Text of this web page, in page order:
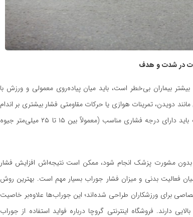
در شدت و هدف
بیماران بی‌خطر است، باید میان پیاده‌روی معمولی و ورزش با
دویدن، تمرینات هوازی یا حرکات مقاومتی فشار بیشتری بر اندام
تحتانی وارد می‌کنند. در این شرایط جوراب باید دارای درجه فشاری مناسب (معمولاً بین ۱۵ تا ۲۵ میلی‌متر جیوه
بدون مشورت پزشک انجام شود، ممکن است نتیجه‌اش افزایش فشار
فعالیت بدنی و میزان فشار جوراب بسیار مهم است. بهترین روش
برای ورزشکاران طراحی شده‌اند؛ این جوراب‌ها علاوه‌بر خاصیت
دارند. فروشگاه اینترنتی گروچا درباره فواید استفاده از جوراب